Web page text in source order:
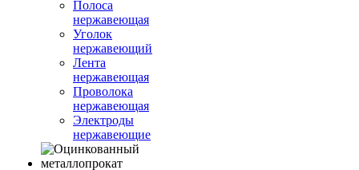
Полоса
нержавеющая
Уголок
нержавеющий
Лента
нержавеющая
Проволока
нержавеющая
Электроды
нержавеющие